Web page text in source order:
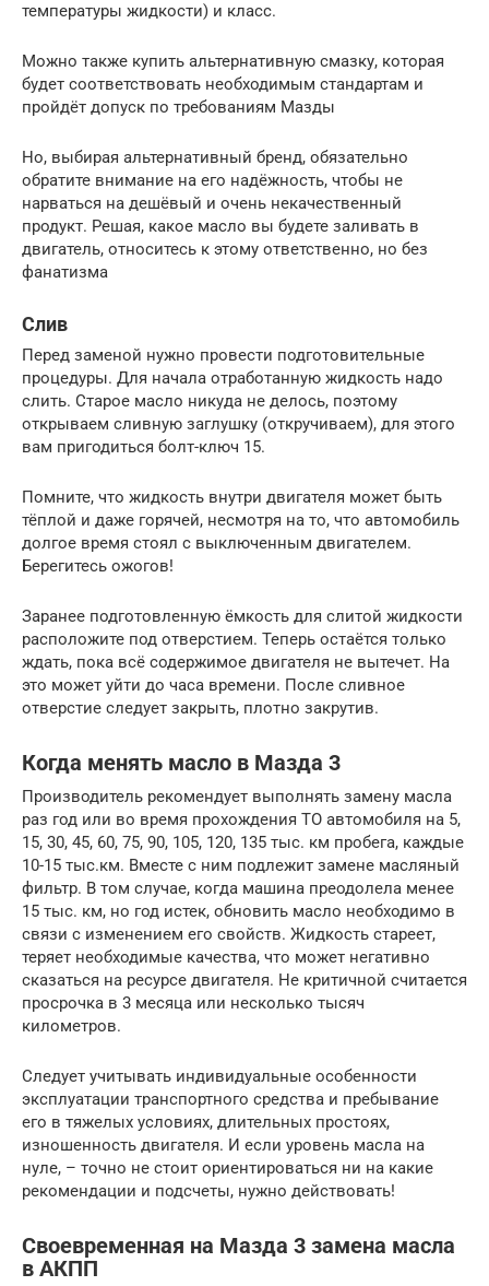
температуры жидкости) и класс.
Можно также купить альтернативную смазку, которая
будет соответствовать необходимым стандартам и
пройдёт допуск по требованиям Мазды
Но, выбирая альтернативный бренд, обязательно
обратите внимание на его надёжность, чтобы не
нарваться на дешёвый и очень некачественный
продукт. Решая, какое масло вы будете заливать в
двигатель, относитесь к этому ответственно, но без
фанатизма
Слив
Перед заменой нужно провести подготовительные
процедуры. Для начала отработанную жидкость надо
слить. Старое масло никуда не делось, поэтому
открываем сливную заглушку (откручиваем), для этого
вам пригодиться болт-ключ 15.
Помните, что жидкость внутри двигателя может быть
тёплой и даже горячей, несмотря на то, что автомобиль
долгое время стоял с выключенным двигателем.
Берегитесь ожогов!
Заранее подготовленную ёмкость для слитой жидкости
расположите под отверстием. Теперь остаётся только
ждать, пока всё содержимое двигателя не вытечет. На
это может уйти до часа времени. После сливное
отверстие следует закрыть, плотно закрутив.
Когда менять масло в Мазда 3
Производитель рекомендует выполнять замену масла
раз год или во время прохождения ТО автомобиля на 5,
15, 30, 45, 60, 75, 90, 105, 120, 135 тыс. км пробега, каждые
10-15 тыс.км. Вместе с ним подлежит замене масляный
фильтр. В том случае, когда машина преодолела менее
15 тыс. км, но год истек, обновить масло необходимо в
связи с изменением его свойств. Жидкость стареет,
теряет необходимые качества, что может негативно
сказаться на ресурсе двигателя. Не критичной считается
просрочка в 3 месяца или несколько тысяч
километров.
Следует учитывать индивидуальные особенности
эксплуатации транспортного средства и пребывание
его в тяжелых условиях, длительных простоях,
изношенность двигателя. И если уровень масла на
нуле, – точно не стоит ориентироваться ни на какие
рекомендации и подсчеты, нужно действовать!
Своевременная на Мазда 3 замена масла
в АКПП